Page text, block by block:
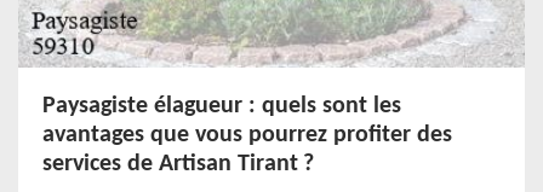
Paysagiste élagueur : quels sont les
avantages que vous pourrez profiter des
services de Artisan Tirant ?